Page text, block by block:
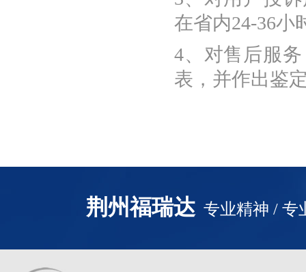
在省内24-36小
4、对售后服
表，并作出鉴
荆州福瑞达专业精神 / 专